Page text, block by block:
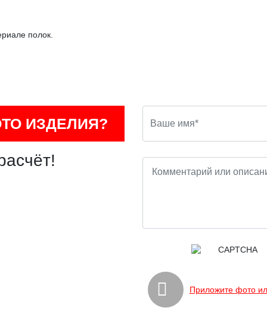
полок.
ИЗДЕЛИЯ?
Приложите фото